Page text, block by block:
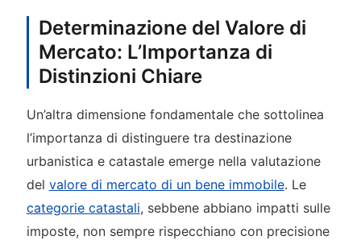
Determinazione del Valore di
Mercato: L’Importanza di
Distinzioni Chiare
Un’altra dimensione fondamentale che sottolinea
l’importanza di distinguere tra destinazione
urbanistica e catastale emerge nella valutazione
del valore di mercato di un bene immobile. Le
categorie catastali, sebbene abbiano impatti sulle
imposte, non sempre rispecchiano con precisione